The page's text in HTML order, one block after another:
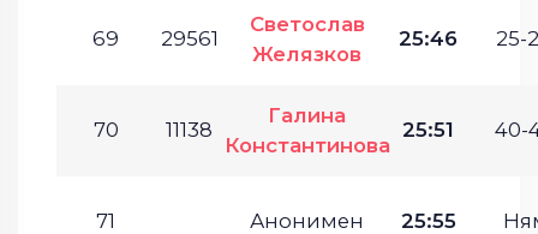
69 29561
Светослав
Желязков
25:46 25-
70 11138
Галина
Константинова
25:51 40-
71 Анонимен 25:55